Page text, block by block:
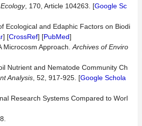
, 170, Article 104263. [Google Sc
Ecological and Edaphic Factors on Biodi
] [CrossRef] [PubMed]
Approach. Archives of Enviro
Nutrient and Nematode Community Ch
Analysis , 52, 917-925. [Google Schola
Research Systems Compared to Worl